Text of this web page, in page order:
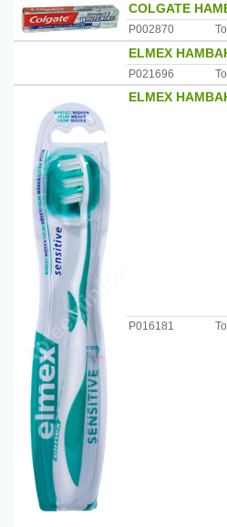
COLGATE
P002870
ELMEX
P021696
ELMEX
P016181